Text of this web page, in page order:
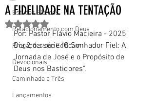
Estudos Bíblicos
Relacionamento com Deus
Pregações que Edificam
Devocionais
Caminhada a Três
Lançamentos
A FIDELIDADE NA TENTAÇÃO
Avaliado com NaN de 5 estrelas.
Por: Pastor Flávio Macieira - 2025
Dia 2 da série "O Sonhador Fiel: A
Jornada de José e o Propósito de
Deus nos Bastidores".